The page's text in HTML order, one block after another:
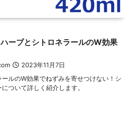
ーブとシトロネラールのW効果
2023年11月7日
ルのW効果でねずみを寄せつけない！シ
ついて詳しく紹介します。